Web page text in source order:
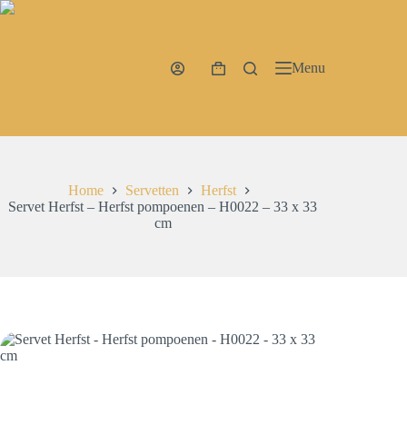
Ga
WinkelwagenMenu
Home Servetten
Herfst
Servet Herfst – Herfst pompoenen – H0022 – 33 x 33
cm